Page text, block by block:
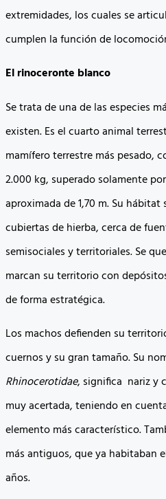
extremidades, los cuales se
cumplen la función de
El rinoceronte blanco
Se trata de una de las especies
existen. Es el cuarto animal
mamífero terrestre más pesado,
2.000 kg, superado solamente
aproximada de 1,70 m. Su
cubiertas de hierba, cerca de
semisociales y territoriales. Se
marcan su territorio con
de forma estratégica.
Los machos defienden su
cuernos y su gran tamaño. Su
Rhinocerotidae, significa nariz y
muy acertada, teniendo en
elemento más característico.
más antiguos, que ya habitaban
años.